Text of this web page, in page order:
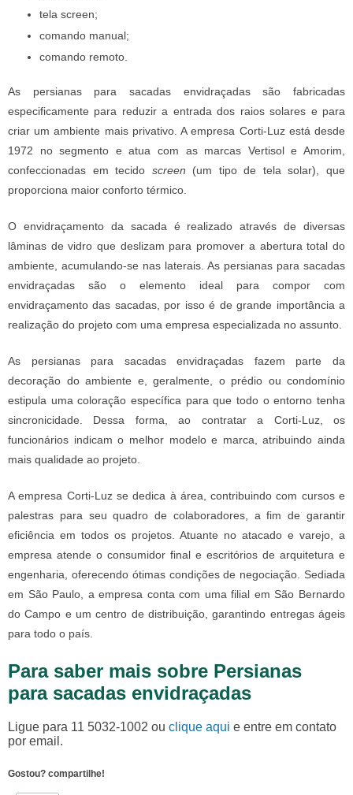
tela screen;
comando manual;
comando remoto.
As persianas para sacadas envidraçadassão fabricadas
especificamente para reduzir a entrada dos raios solares e para
criar um ambiente mais privativo. A empresa Corti-Luz está desde
1972 no segmento e atua com as marcas Vertisol e Amorim,
confeccionadas em tecido screen (um tipo de tela solar), que
proporciona maior conforto térmico.
O envidraçamento da sacada é realizado através de diversas
lâminas de vidro que deslizam para promover a abertura total do
ambiente, acumulando-se nas laterais. As persianas para sacadas
envidraçadas são o elemento ideal para compor com
envidraçamento das sacadas, por isso é de grande importância a
realização do projeto com uma empresa especializada no assunto.
As persianas para sacadas envidraçadas fazem parte da
decoração do ambiente e, geralmente, o prédio ou condomínio
estipula uma coloração específica para que todo o entorno tenha
sincronicidade. Dessa forma, ao contratar a Corti-Luz, os
funcionários indicam o melhor modelo e marca, atribuindo ainda
mais qualidade ao projeto.
A empresa Corti-Luz se dedica à área, contribuindo com cursos e
palestras para seu quadro de colaboradores, a fim de garantir
eficiência em todos os projetos. Atuante no atacado e varejo, a
empresa atende o consumidor final e escritórios de arquitetura e
engenharia, oferecendo ótimas condições de negociação. Sediada
em São Paulo, a empresa conta com uma filial em São Bernardo
do Campo e um centro de distribuição, garantindo entregas ágeis
para todo o país.
Para saber mais sobre Persianas
para sacadas envidraçadas
Ligue para 11 5032-1002 ou clique aqui e entre em contato
por email.
Gostou? compartilhe!